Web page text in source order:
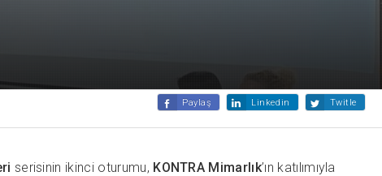
Paylaş Linkedin Twitle
serisinin ikinci oturumu, KONTRA Mimarlık’ın katılımıyla